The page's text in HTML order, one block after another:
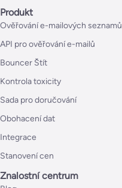
Produkt
Ověřování e-mailových seznamů
API pro ověřování e-mailů
Bouncer Štít
Kontrola toxicity
Sada pro doručování
Obohacení dat
Integrace
Stanovení cen
Znalostní centrum